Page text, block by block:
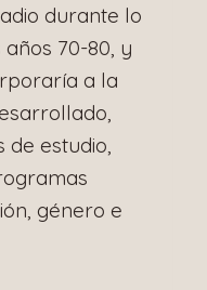
durante lo
años 70-80, y
a la
estudio,
género e